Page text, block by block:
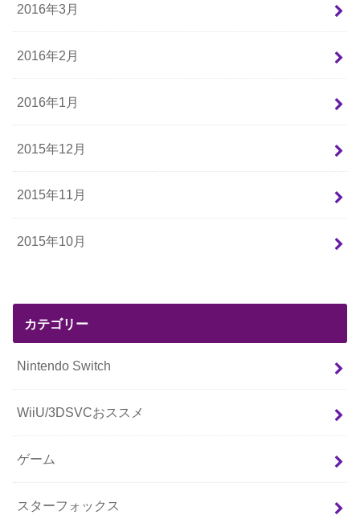
2016年3月
2016年2月
2016年1月
2015年12月
2015年11月
2015年10月
カテゴリー
Nintendo Switch
WiiU/3DSVCおススメ
ゲーム
スターフォックス